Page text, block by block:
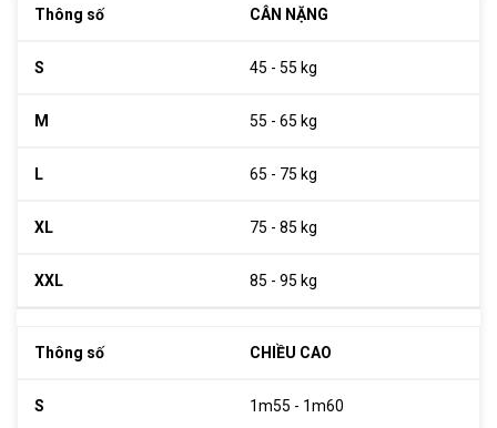
CÂN NẶNG
45 - 55 kg
55 - 65 kg
65 - 75 kg
75 - 85 kg
85 - 95 kg
CHIỀU CAO
1m55 - 1m60